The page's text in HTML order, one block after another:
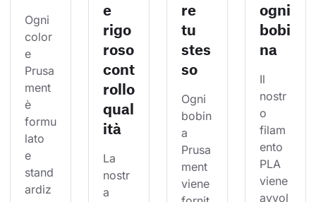
Ogni
color
e
Prusa
ment
è
formu
lato
e
stand
ardiz
e
rigo
roso
cont
rollo
qual
ità
La
nostr
a
re
tu
stes
so
Ogni
bobin
a
Prusa
ment
viene
ogni
bobi
na
Il
nostr
o
filam
ento
PLA
viene
avvol